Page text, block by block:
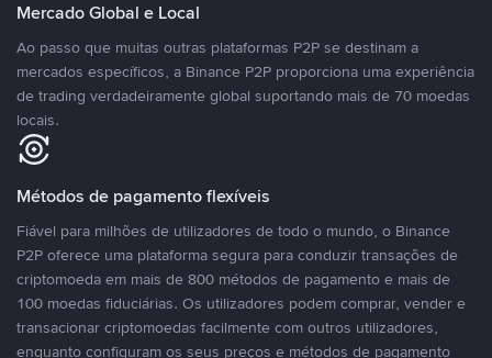
Mercado Global e Local
Ao passo que muitas outras plataformas P2P se destinam a
mercados específicos, a Binance P2P proporciona uma experiência
de trading verdadeiramente global suportando mais de 70 moedas
locais.
Métodos de pagamento flexíveis
Fiável para milhões de utilizadores de todo o mundo, o Binance
P2P oferece uma plataforma segura para conduzir transações de
criptomoeda em mais de 800 métodos de pagamento e mais de
100 moedas fiduciárias. Os utilizadores podem comprar, vender e
transacionar criptomoedas facilmente com outros utilizadores,
enquanto configuram os seus preços e métodos de pagamento